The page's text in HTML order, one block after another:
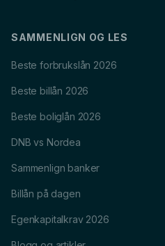
SAMMENLIGN OG LES
Beste forbrukslån 2026
Beste billån 2026
Beste boliglån 2026
DNB vs Nordea
Sammenlign banker
Billån på dagen
Egenkapitalkrav 2026